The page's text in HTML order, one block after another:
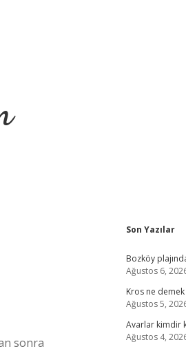
sonra
Son Yazılar
Bozköy
Ağustos 6,
Kros ne
Ağustos 5,
Avarlar kimdir
Ağustos 4,